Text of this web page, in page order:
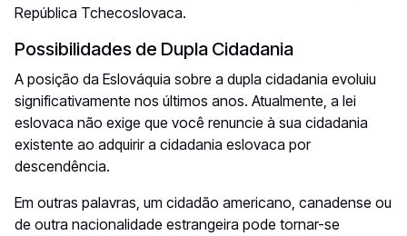
República Tchecoslovaca.
Possibilidades de Dupla Cidadania
A posição da Eslováquia sobre a dupla cidadania evoluiu
significativamente nos últimos anos. Atualmente, a lei
eslovaca não exige que você renuncie à sua cidadania
existente ao adquirir a cidadania eslovaca por
descendência.
Em outras palavras, um cidadão americano, canadense ou
de outra nacionalidade estrangeira pode tornar-se